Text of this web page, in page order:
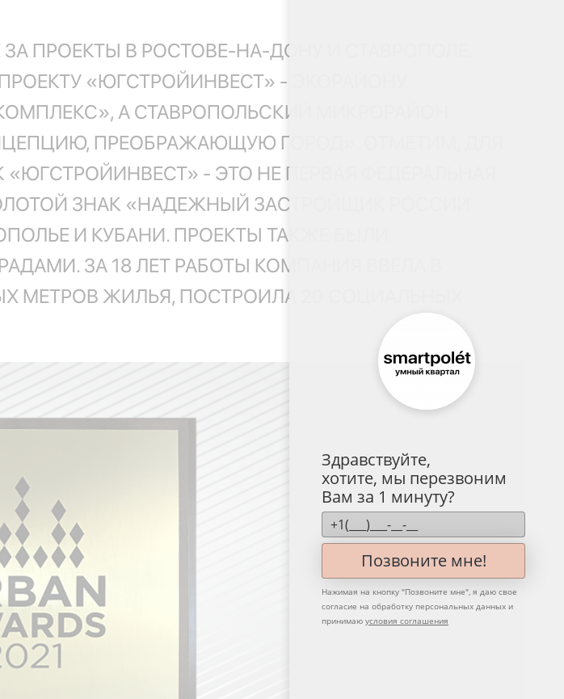
ПРОЕКТЫ В РОСТОВЕ-НА-ДОНУ И СТАВРОПОЛЕ.
«ЮГСТРОЙИНВЕСТ» - ЭКОРАЙОНУ
А СТАВРОПОЛЬСКИЙ МИКРОРАЙОН
ПРЕОБРАЖАЮЩУЮ ГОРОД». ОТМЕТИМ, ДЛЯ
- ЭТО НЕ ПЕРВАЯ ФЕДЕРАЛЬНАЯ
ЗНАК «НАДЕЖНЫЙ ЗАСТРОЙЩИК РОССИИ
И КУБАНИ. ПРОЕКТЫ ТАКЖЕ БЫЛИ
ЗА 18 ЛЕТ РАБОТЫ КОМПАНИЯ ВВЕЛА В
МЕТРОВ ЖИЛЬЯ, ПОСТРОИЛА 20 СОЦИАЛЬНЫХ
Здравствуйте,
хотите, мы перезвоним
Вам за 1 минуту?
Позвоните мне!
Нажимая на кнопку "Позвоните мне", я даю свое
согласие на обработку персональных данных и
принимаю условия соглашения